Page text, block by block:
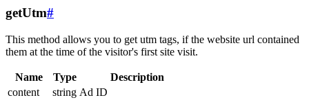
getUtm#
This method allows you to get utm tags, if the website url contained
them at the time of the visitor's first site visit.
Name Type
Description
content
string Ad ID